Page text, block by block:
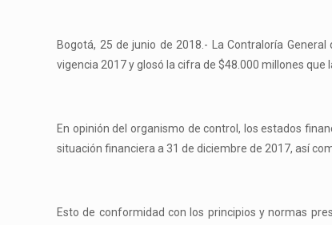
Bogotá, 25 de junio de 2018.- La Contraloría
vigencia 2017 y glosó la cifra de $48.000 millones que
En opinión del organismo de control, los estados
situación financiera a 31 de diciembre de 2017, así
Esto de conformidad con los principios y normas